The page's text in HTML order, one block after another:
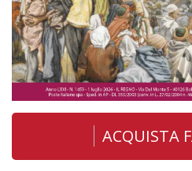
ACQUISTA